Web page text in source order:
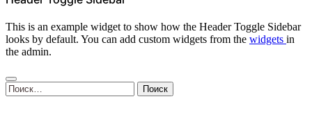
This is an example widget to show how the Header Toggle Sidebar
looks by default. You can add custom widgets from the widgets in
the admin.
Найти: